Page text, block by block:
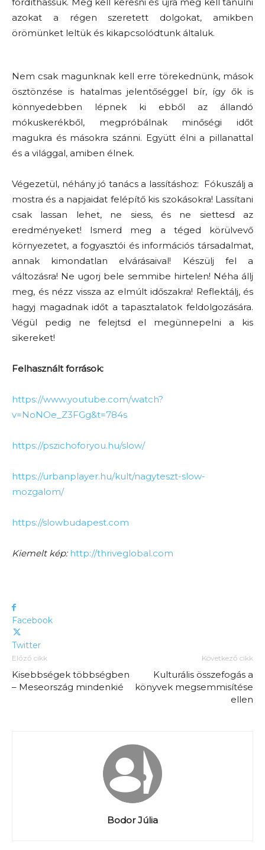
azokat a régen szeretett dolgokat, amikben
örömünket leltük és kikapcsolódtunk általuk.
Nem csak magunknak kell erre törekednünk, mások
ösztönzése is hatalmas jelentőséggel bír, így ők is
könnyedebben lépnek ki ebből az állandó
mókuskerékből, megpróbálnak minőségi időt
magukra és másokra szánni. Együtt élni a pillanattal
és a világgal, amiben élnek.
Végezetül, néhány jó tanács a lassításhoz: Fókuszálj a
mostra és a napjaidat felépítő kis szokásokra! Lassítani
csak lassan lehet, ne siess, és ne siettesd az
eredményeket! Ismerd meg a téged körülvevő
környezetet, a fogyasztói és információs társadalmat,
annak kimondatlan elvárásaival! Készülj fel a
változásra! Ne ugorj bele semmibe hirtelen! Néha állj
meg, és nézz vissza az elmúlt időszakra! Reflektálj, és
hagyj magadnak időt a tapasztalatok feldolgozására.
Végül pedig ne felejtsd el megünnepelni a kis
sikereket!
Felhasznált források:
https://www.youtube.com/watch?
v=NoNOe_Z3FGg&t=784s
https://pszichoforyou.hu/slow/
https://urbanplayer.hu/kult/nagyteszt-slow-
mozgalom/
https://slowbudapest.com
Kiemelt kép: http://thriveglobal.com
Facebook
Twitter
Előző cikk
Kisebbségek többségben
– Meseország mindenkié
Következő cikk
Kulturális összefogás a
könyvek megsemmisítése
ellen
Bodor Júlia